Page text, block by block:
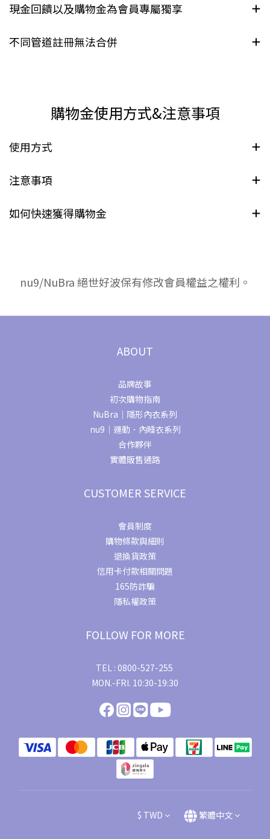
現金回饋以及購物金為會員專屬獨享
不同管道註冊無法合併
購物金使用方式&注意事項
使用方式
注意事項
如何快速獲得購物金
nu9/NuBra 絕世好波保有修改會員權益之權利。
ABOUT
品牌故事
初次購物指南
NuBra｜隱形內衣系列
nu9｜運動．內睡衣系列
合作夥伴
實體販售通路
CUSTOMER SERVICE
會員制度
購物條款與細則
退換貨政策
信用卡付款相關問題
165防詐騙
隱私權政策
FOLLOW FOR MORE
TEL : 0800-527-255
MON.-FRI. 10:30-19:30
$ TWD 繁體中文